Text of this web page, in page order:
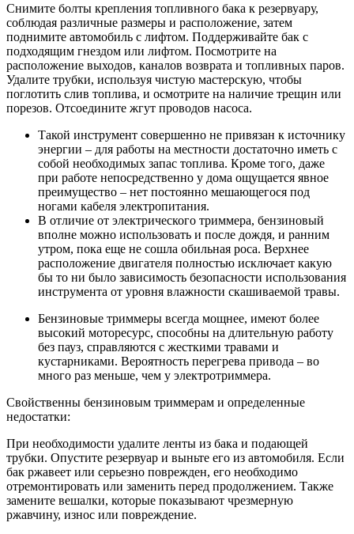
Снимите болты крепления топливного бака к резервуару,
соблюдая различные размеры и расположение, затем
поднимите автомобиль с лифтом. Поддерживайте бак с
подходящим гнездом или лифтом. Посмотрите на
расположение выходов, каналов возврата и топливных паров.
Удалите трубки, используя чистую мастерскую, чтобы
поглотить слив топлива, и осмотрите на наличие трещин или
порезов. Отсоедините жгут проводов насоса.
Такой инструмент совершенно не привязан к источнику
энергии – для работы на местности достаточно иметь с
собой необходимых запас топлива. Кроме того, даже
при работе непосредственно у дома ощущается явное
преимущество – нет постоянно мешающегося под
ногами кабеля электропитания.
В отличие от электрического триммера, бензиновый
вполне можно использовать и после дождя, и ранним
утром, пока еще не сошла обильная роса. Верхнее
расположение двигателя полностью исключает какую
бы то ни было зависимость безопасности использования
инструмента от уровня влажности скашиваемой травы.
Бензиновые триммеры всегда мощнее, имеют более
высокий моторесурс, способны на длительную работу
без пауз, справляются с жесткими травами и
кустарниками. Вероятность перегрева привода – во
много раз меньше, чем у электротриммера.
Свойственны бензиновым триммерам и определенные
недостатки:
При необходимости удалите ленты из бака и подающей
трубки. Опустите резервуар и выньте его из автомобиля. Если
бак ржавеет или серьезно поврежден, его необходимо
отремонтировать или заменить перед продолжением. Также
замените вешалки, которые показывают чрезмерную
ржавчину, износ или повреждение.